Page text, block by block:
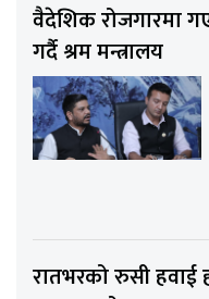
वैदेशिक रोजगारमा
गर्दै श्रम मन्त्रालय
रातभरको रुसी हवाई